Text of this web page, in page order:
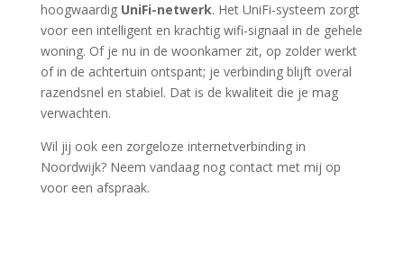
hoogwaardig UniFi-netwerk. Het UniFi-systeem zorgt
voor een intelligent en krachtig wifi-signaal in de gehele
woning. Of je nu in de woonkamer zit, op zolder werkt
of in de achtertuin ontspant; je verbinding blijft overal
razendsnel en stabiel. Dat is de kwaliteit die je mag
verwachten.
Wil jij ook een zorgeloze internetverbinding in
Noordwijk? Neem vandaag nog contact met mij op
voor een afspraak.